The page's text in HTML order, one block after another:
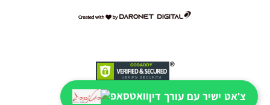
דרונט
אתרים,
בניית
אתריצ'אט ישיר עם עורך דין